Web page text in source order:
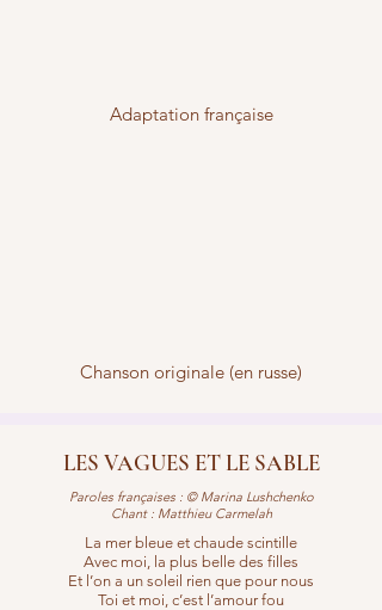
Adaptation française
Chanson originale (en russe)
LES VAGUES ET LE SABLE
Paroles françaises : © Marina Lushchenko
Chant : Matthieu Carmelah
La mer bleue et chaude scintille
Avec moi, la plus belle des filles
Et l’on a un soleil rien que pour nous
Toi et moi, c’est l’amour fou